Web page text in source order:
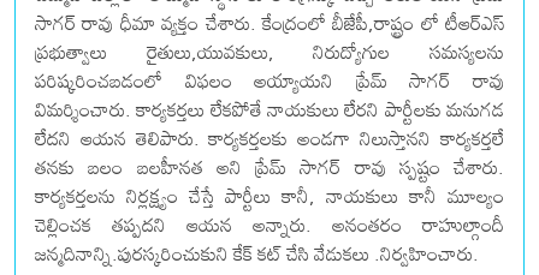
సాగర్ రావు ధీమా వ్యక్తం చేశారు. కేంద్రంలో బీజేపీ,రాష్ట్రం లో టీఆర్ఎస్
ప్రభుత్వాలు రైతులు,యువకులు, నిరుద్యోగుల సమస్యలను
పరిష్కరించబడంలో విఫలం అయ్యాయని ప్రేమ్ సాగర్ రావు
విమర్శించారు. కార్యకర్తలు లేకపోతే నాయకులు లేరని పార్టీలకు మనుగడ
లేదని ఆయన తెలిపారు. కార్యకర్తలకు అండగా నిలుస్తానని కార్యకర్తలే
తనకు బలం బలహీనత అని ప్రేమ్ సాగర్ రావు స్పష్టం చేశారు.
కార్యకర్తలను నిర్లక్ష్యం చేస్తే పార్టీలు కానీ, నాయకులు కానీ మూల్యం
చెల్లించక తప్పదని ఆయన అన్నారు. అనంతరం రాహుల్గాందీ
జన్మదినాన్ని.పురస్కరించుకుని కేక్ కట్ చేసి వేడుకలు .నిర్వహించారు.